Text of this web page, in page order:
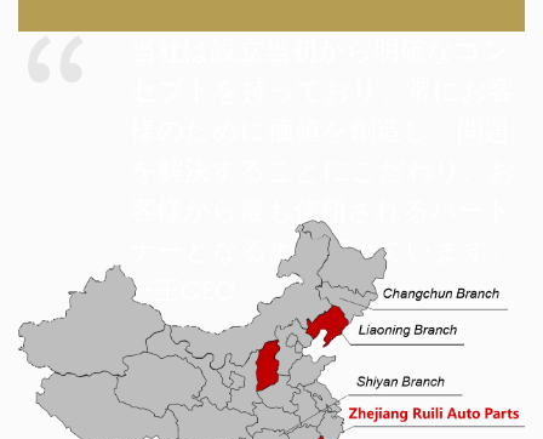
客様から最も信頼されるパート
ナーとなるよう努めています。
—王CEO